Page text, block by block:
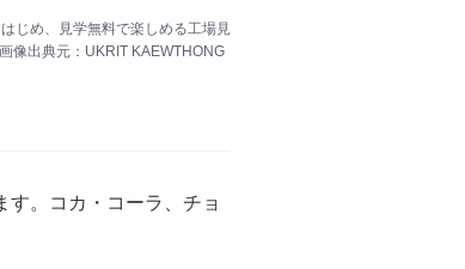
じめ、見学無料で楽しめる工場見
像出典元：UKRIT KAEWTHONG
。コカ・コーラ、チョ